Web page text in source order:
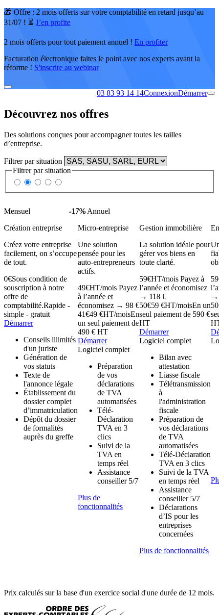
🎁 Offre : 2 mois offerts sur votre comptabilité en retard jusqu’au
31/07 ! ⏳ J’en profite
2 mois offerts pour tout paiement annuel ! En profiter
Facturation électronique faites le point avec nos experts avant la
réforme ! S'inscrire au webinar
03 83 93 14 14ConnexionDémarrer
Découvrez nos offres
Des solutions conçues pour accompagner toutes les tailles
d’entreprise.
Filtrer par situation
Filtrer par situation
Mensuel -17%Annuel
Création entreprise
Créez votre entreprise
facilement, on s’occupe
de tout.
0€Sous condition de
souscription à notre
offre de
comptabilité.Rapide -
simple - gratuit
Démarrer
Conseils illimités
d'un juriste
Génération de
vos statuts
Texte de
l'annonce légale
Établissement du
dossier complet
d’immatriculation
Dépôt du dossier
de formalités
auprès du greffe
Micro-entreprise
Une solution
pensée pour les
auto-entrepreneurs
actifs.
49€HT/mois Payez
à l’année et
économisez → 98 €
41€49 €HT/moisEn
un seul paiement de
490 € HT
Démarrer
Logiciel complet
Préparation
de vos
déclarations
de TVA
automatisées
Télé-
Déclaration
TVA en 3
clics
Suivi de la
TVA en
temps réel
Assistance
conseiller 5/7
Plus de
fonctionnalités
Gestion immobilière
La solution idéale pour
gérer vos biens en
toute clarté.
59€HT/mois Payez à
l’année et économisez
→ 118 €
50€59 €HT/moisEn un
seul paiement de 590 €
HT
Démarrer
Logiciel complet
Bilan avec
attestation
Liasse fiscale
Télétransmission
à
l'administration
fiscale
Préparation de
vos déclarations
de TVA
automatisées
Télé-Déclaration
TVA en 3 clics
Suivi de la TVA
en temps réel
Assistance
conseiller 5/7
Déclarations
d’IS pour les
entreprises
concernées
Plus de fonctionnalités
59
→
50
Prix calculés sur la base d'un exercice social d'une durée de 12 mois.